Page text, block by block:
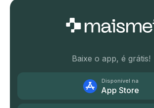
Baixe o app, é grátis!
Disponível na
App Store